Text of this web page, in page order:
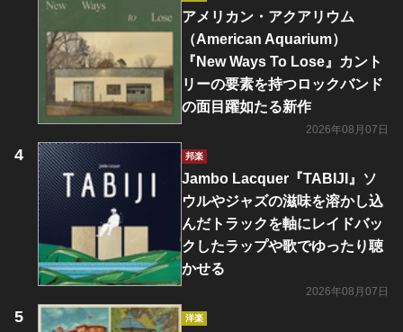
アメリカン・アクアリウム
（American Aquarium）
『New Ways To Lose』カント
リーの要素を持つロックバンド
の面目躍如たる新作
2026年08月07日
邦楽
Jambo Lacquer『TABIJI』ソ
ウルやジャズの滋味を溶かし込
んだトラックを軸にレイドバッ
クしたラップや歌でゆったり聴
かせる
2026年08月07日
洋楽